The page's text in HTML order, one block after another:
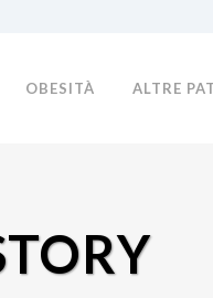
OBESITÀ ALTRE